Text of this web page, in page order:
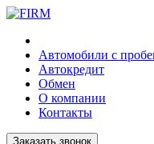
Автомобили с
Автокредит
Обмен
О компании
Контакты
Заказать звонок